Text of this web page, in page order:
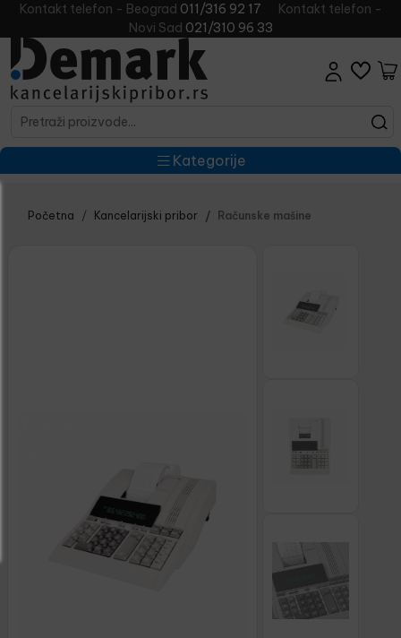
Kontakt telefon - Beograd 011/316 92 17
Kontakt telefon -
Novi Sad 021/310 96 33
Kategorije
Početna Kancelarijski pribor Računske mašine